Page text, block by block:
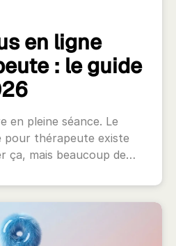
en ligne
: le guide
en pleine séance. Le
pour thérapeute existe
ça, mais beaucoup de…